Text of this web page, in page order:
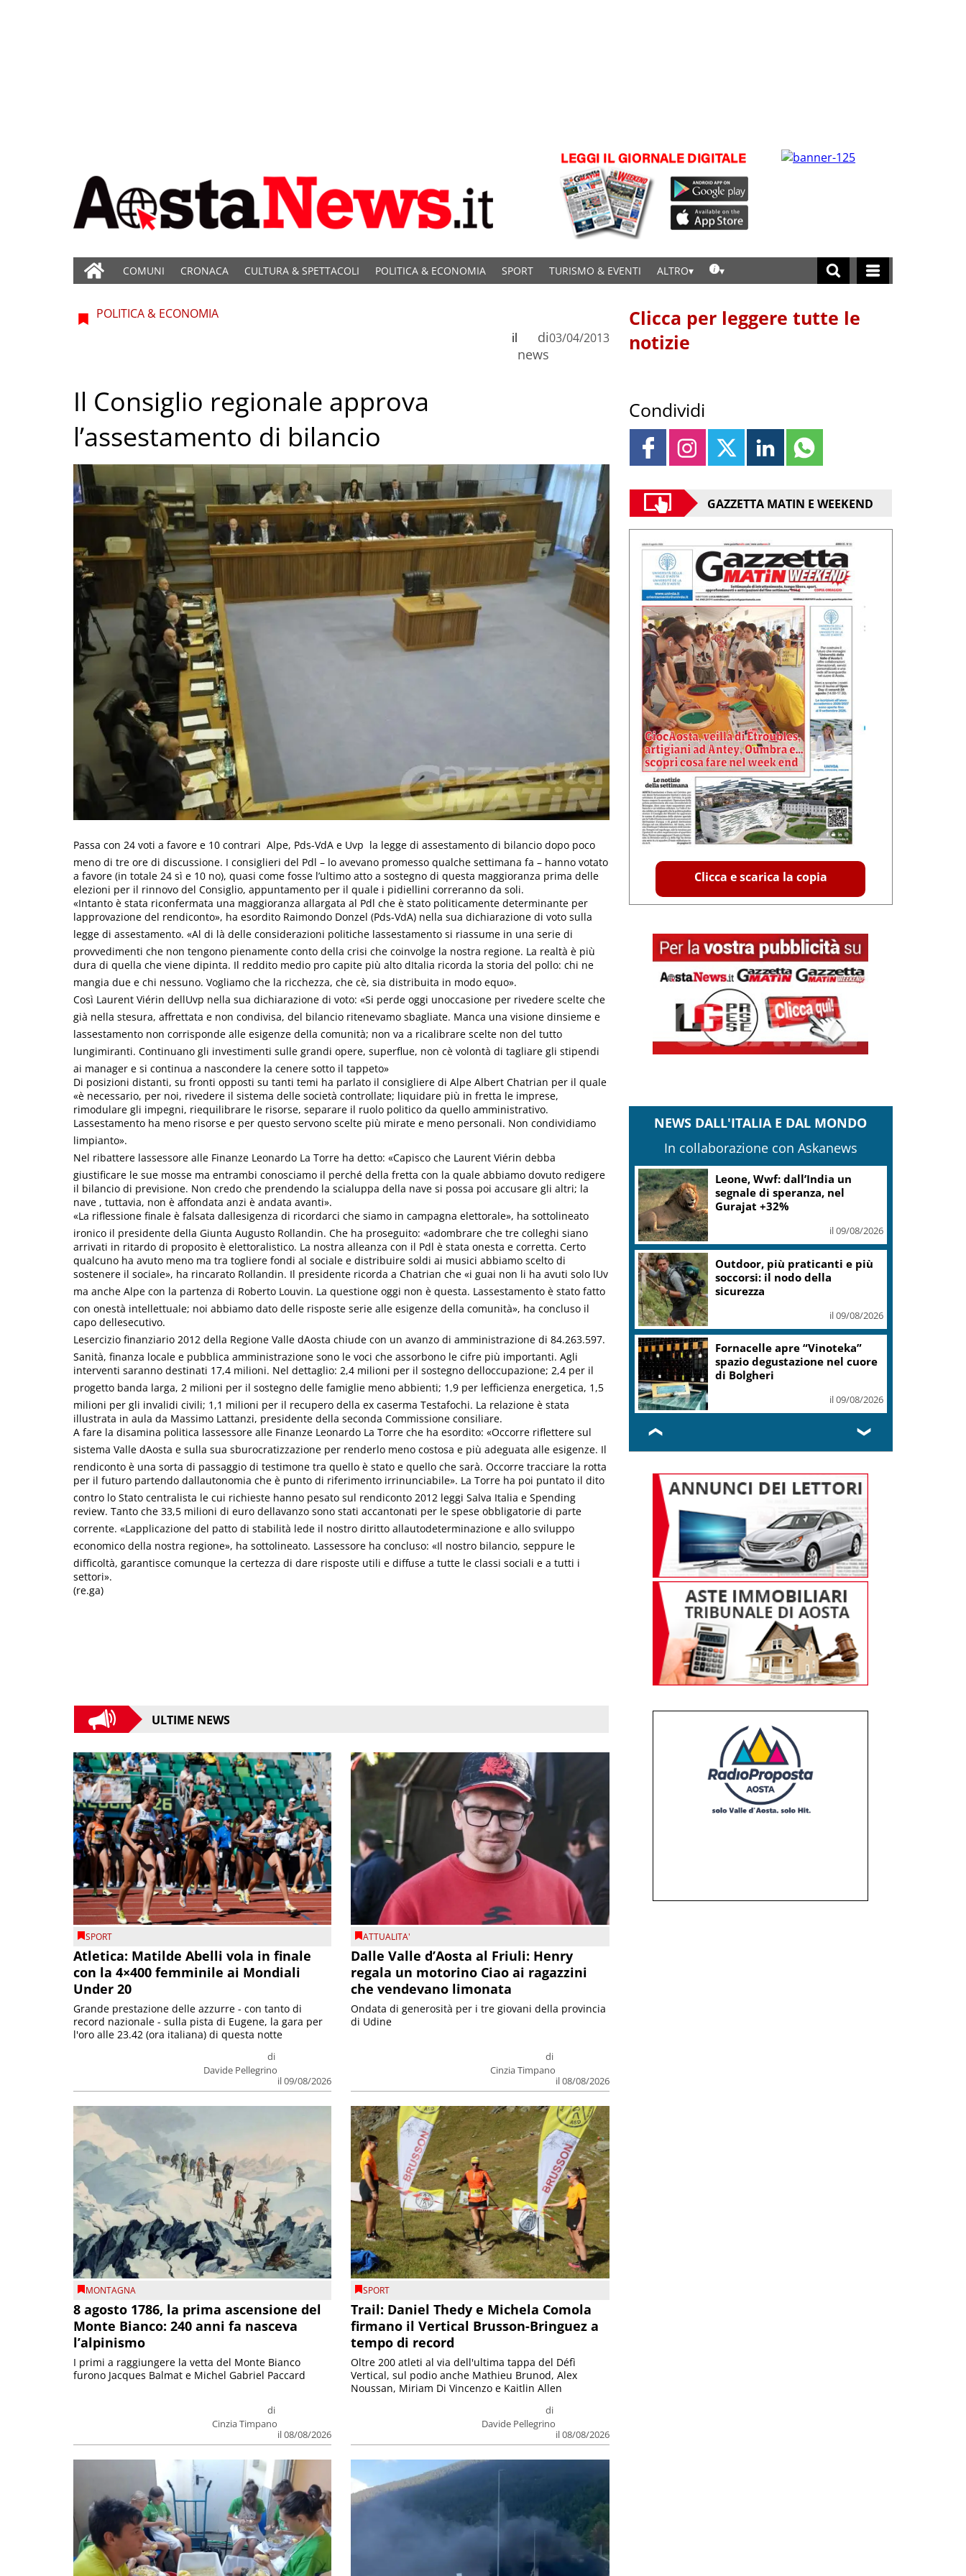
COMUNI CRONACA CULTURA & SPETTACOLI POLITICA & ECONOMIA SPORT TURISMO & EVENTI ALTRO
POLITICA & ECONOMIA
di
news
il 03/04/2013
Il Consiglio regionale approva
l’assestamento di bilancio
Passa con 24 voti a favore e 10 contrari  Alpe, Pds-VdA e Uvp  la legge di assestamento di bilancio dopo poco
meno di tre ore di discussione. I consiglieri del Pdl – lo avevano promesso qualche settimana fa – hanno votato
a favore (in totale 24 sì e 10 no), quasi come fosse l’ultimo atto a sostegno di questa maggioranza prima delle
elezioni per il rinnovo del Consiglio, appuntamento per il quale i pidiellini correranno da soli.
«Intanto è stata riconfermata una maggioranza allargata al Pdl che è stato politicamente determinante per
lapprovazione del rendiconto», ha esordito Raimondo Donzel (Pds-VdA) nella sua dichiarazione di voto sulla
legge di assestamento. «Al di là delle considerazioni politiche lassestamento si riassume in una serie di
provvedimenti che non tengono pienamente conto della crisi che coinvolge la nostra regione. La realtà è più
dura di quella che viene dipinta. Il reddito medio pro capite più alto dItalia ricorda la storia del pollo: chi ne
mangia due e chi nessuno. Vogliamo che la ricchezza, che cè, sia distribuita in modo equo».
Così Laurent Viérin dellUvp nella sua dichiarazione di voto: «Si perde oggi unoccasione per rivedere scelte che
già nella stesura, affrettata e non condivisa, del bilancio ritenevamo sbagliate. Manca una visione dinsieme e
lassestamento non corrisponde alle esigenze della comunità; non va a ricalibrare scelte non del tutto
lungimiranti. Continuano gli investimenti sulle grandi opere, superflue, non cè volontà di tagliare gli stipendi
ai manager e si continua a nascondere la cenere sotto il tappeto»
Di posizioni distanti, su fronti opposti su tanti temi ha parlato il consigliere di Alpe Albert Chatrian per il quale
«è necessario, per noi, rivedere il sistema delle società controllate; liquidare più in fretta le imprese,
rimodulare gli impegni, riequilibrare le risorse, separare il ruolo politico da quello amministrativo.
Lassestamento ha meno risorse e per questo servono scelte più mirate e meno personali. Non condividiamo
limpianto».
Nel ribattere lassessore alle Finanze Leonardo La Torre ha detto: «Capisco che Laurent Viérin debba
giustificare le sue mosse ma entrambi conosciamo il perché della fretta con la quale abbiamo dovuto redigere
il bilancio di previsione. Non credo che prendendo la scialuppa della nave si possa poi accusare gli altri; la
nave , tuttavia, non è affondata anzi è andata avanti».
«La riflessione finale è falsata dallesigenza di ricordarci che siamo in campagna elettorale», ha sottolineato
ironico il presidente della Giunta Augusto Rollandin. Che ha proseguito: «adombrare che tre colleghi siano
arrivati in ritardo di proposito è elettoralistico. La nostra alleanza con il Pdl è stata onesta e corretta. Certo
qualcuno ha avuto meno ma tra togliere fondi al sociale e distribuire soldi ai musici abbiamo scelto di
sostenere il sociale», ha rincarato Rollandin. Il presidente ricorda a Chatrian che «i guai non li ha avuti solo lUv
ma anche Alpe con la partenza di Roberto Louvin. La questione oggi non è questa. Lassestamento è stato fatto
con onestà intellettuale; noi abbiamo dato delle risposte serie alle esigenze della comunità», ha concluso il
capo dellesecutivo.
Lesercizio finanziario 2012 della Regione Valle dAosta chiude con un avanzo di amministrazione di 84.263.597.
Sanità, finanza locale e pubblica amministrazione sono le voci che assorbono le cifre più importanti. Agli
interventi saranno destinati 17,4 milioni. Nel dettaglio: 2,4 milioni per il sostegno delloccupazione; 2,4 per il
progetto banda larga, 2 milioni per il sostegno delle famiglie meno abbienti; 1,9 per lefficienza energetica, 1,5
milioni per gli invalidi civili; 1,1 milioni per il recupero della ex caserma Testafochi. La relazione è stata
illustrata in aula da Massimo Lattanzi, presidente della seconda Commissione consiliare.
A fare la disamina politica lassessore alle Finanze Leonardo La Torre che ha esordito: «Occorre riflettere sul
sistema Valle dAosta e sulla sua sburocratizzazione per renderlo meno costosa e più adeguata alle esigenze. Il
rendiconto è una sorta di passaggio di testimone tra quello è stato e quello che sarà. Occorre tracciare la rotta
per il futuro partendo dallautonomia che è punto di riferimento irrinunciabile». La Torre ha poi puntato il dito
contro lo Stato centralista le cui richieste hanno pesato sul rendiconto 2012 leggi Salva Italia e Spending
review. Tanto che 33,5 milioni di euro dellavanzo sono stati accantonati per le spese obbligatorie di parte
corrente. «Lapplicazione del patto di stabilità lede il nostro diritto allautodeterminazione e allo sviluppo
economico della nostra regione», ha sottolineato. Lassessore ha concluso: «Il nostro bilancio, seppure le
difficoltà, garantisce comunque la certezza di dare risposte utili e diffuse a tutte le classi sociali e a tutti i
settori».
(re.ga)
ULTIME NEWS
SPORT
Atletica: Matilde Abelli vola in finale
con la 4×400 femminile ai Mondiali
Under 20
di
Davide Pellegrino
il 09/08/2026
Grande prestazione delle azzurre - con tanto di
record nazionale - sulla pista di Eugene, la gara per
l'oro alle 23.42 (ora italiana) di questa notte
ATTUALITA'
Dalle Valle d’Aosta al Friuli: Henry
regala un motorino Ciao ai ragazzini
che vendevano limonata
di
Cinzia Timpano
il 08/08/2026
Ondata di generosità per i tre giovani della provincia
di Udine
MONTAGNA
8 agosto 1786, la prima ascensione del
Monte Bianco: 240 anni fa nasceva
l’alpinismo
di
Cinzia Timpano
il 08/08/2026
I primi a raggiungere la vetta del Monte Bianco
furono Jacques Balmat e Michel Gabriel Paccard
SPORT
Trail: Daniel Thedy e Michela Comola
firmano il Vertical Brusson-Bringuez a
tempo di record
di
Davide Pellegrino
il 08/08/2026
Oltre 200 atleti al via dell'ultima tappa del Défì
Vertical, sul podio anche Mathieu Brunod, Alex
Noussan, Miriam Di Vincenzo e Kaitlin Allen
Clicca per leggere tutte le
notizie
Condividi
GAZZETTA MATIN E WEEKEND
Clicca e scarica la copia
NEWS DALL'ITALIA E DAL MONDO
In collaborazione con Askanews
Iran, Mojtaba Khamenei ha
incontrato Pezeshkian
Gaza, Israele respinge il piano
in 15 punti del Board of Peace
Si è spento a Roma
Massimiliano Cencelli, diede il
nome al famoso Manuale
❮ ❯